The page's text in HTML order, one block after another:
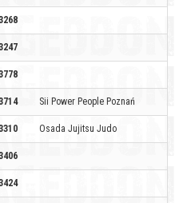
Sii Power People Poznań
Osada Jujitsu Judo